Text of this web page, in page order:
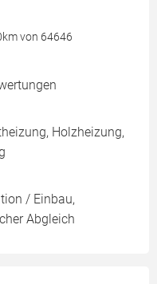
von 64646
Holzheizung,
/ Einbau,
Abgleich